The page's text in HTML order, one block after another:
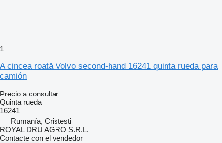
1
A cincea roată Volvo second-hand 16241 quinta rueda para
camión
Precio a consultar
Quinta rueda
16241
Rumanía, Cristesti
ROYAL DRU AGRO S.R.L.
Contacte con el vendedor